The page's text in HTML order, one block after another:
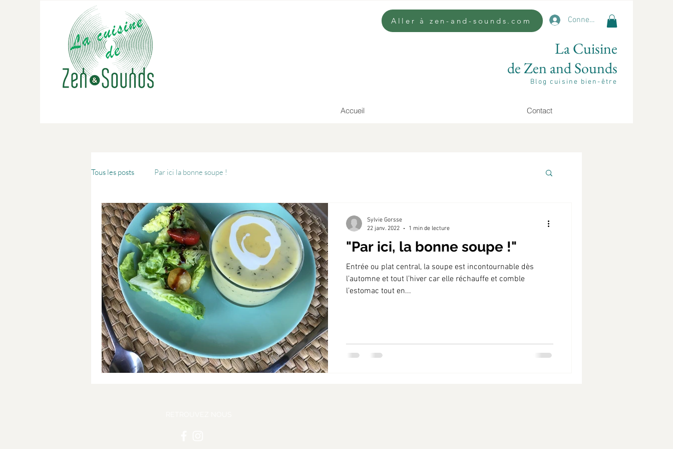
Connexion
Aller à zen-and-sounds.com
La Cuisine
de Zen and Sounds
Blog cuisine bien-être
Accueil Contact
Tous les posts Par ici la bonne soupe !
"Par ici, la bonne soupe !"
Entrée ou plat central, la soupe est incontournable dès
l’automne et tout l’hiver car elle réchauffe et comble
l’estomac tout en...
Sylvie Gorsse
22 janv. 2022
1 min de lecture